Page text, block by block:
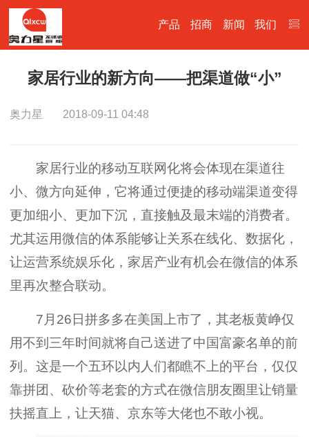
产品 招商 新闻 我们
家居行业的新方向——把渠道做“小”
奥力星 2018-09-11 04:48
家居行业的移动互联网化将会体现在渠道往
小、微方向延伸，它将通过便捷的移动端渠道变得
更加细小、更加下沉，直接触及最末端的消费者。
尤其运用微信的体系能够让关系在线化、数据化，
让运营系统娱乐化，家居产业有机会在微信的体系
里再次整合联动。
7月26日拼多多在美国上市了，其老板黄峥仅
用不到三年时间就将自己送进了中国富豪名单的前
列。这是一个五环以内人们都瞧不上的平台，仅仅
靠拼团、砍价等老套的方式在微信朋友圈里让销量
扶摇直上，让天猫、京东等大佬也不敢小视。